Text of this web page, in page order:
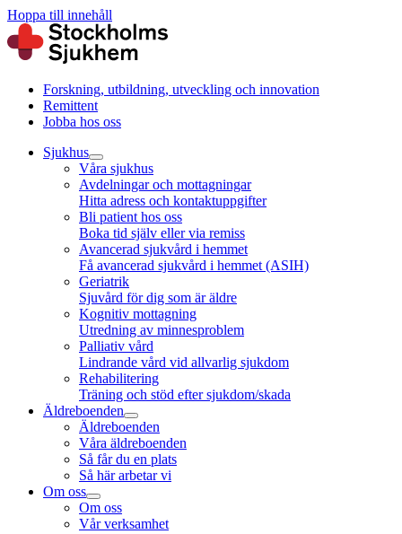
Hoppa till innehåll
Forskning, utbildning, utveckling och innovation
Remittent
Jobba hos oss
Sjukhus
Våra sjukhus
Avdelningar och mottagningar
Hitta adress och kontaktuppgifter
Bli patient hos oss
Boka tid själv eller via remiss
Avancerad sjukvård i hemmet
Få avancerad sjukvård i hemmet (ASIH)
Geriatrik
Sjuvård för dig som är äldre
Kognitiv mottagning
Utredning av minnesproblem
Palliativ vård
Lindrande vård vid allvarlig sjukdom
Rehabilitering
Träning och stöd efter sjukdom/skada
Äldreboenden
Äldreboenden
Våra äldreboenden
Så får du en plats
Så här arbetar vi
Om oss
Om oss
Vår verksamhet